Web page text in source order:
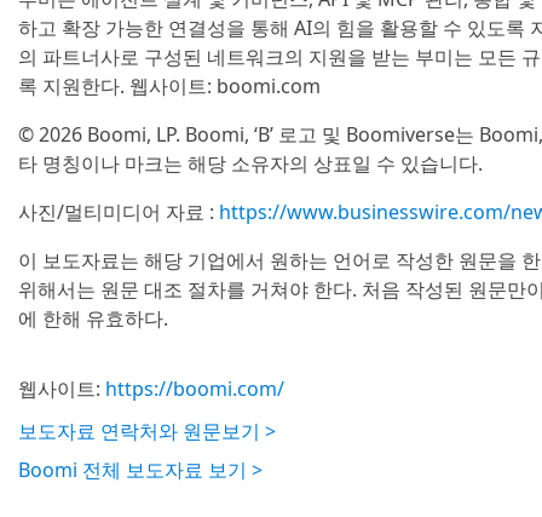
하고 확장 가능한 연결성을 통해 AI의 힘을 활용할 수 있도
의 파트너사로 구성된 네트워크의 지원을 받는 부미는 모든
록 지원한다. 웹사이트: boomi.com
© 2026 Boomi, LP. Boomi, ‘B’ 로고 및 Boomiverse는
타 명칭이나 마크는 해당 소유자의 상표일 수 있습니다.
사진/멀티미디어 자료 : https://www.businesswire.com/
이 보도자료는 해당 기업에서 원하는 언어로 작성한 원문을
위해서는 원문 대조 절차를 거쳐야 한다. 처음 작성된 원문
에 한해 유효하다.
웹사이트: https://boomi.com/
보도자료 연락처와 원문보기 >
Boomi 전체 보도자료 보기 >